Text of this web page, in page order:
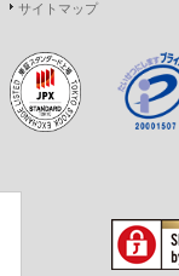
サイトマップ